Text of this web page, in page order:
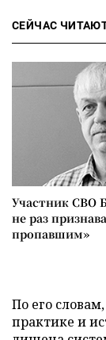
СЕЙЧАС
Участник СВО
не раз
пропавшим»
По его
практике и